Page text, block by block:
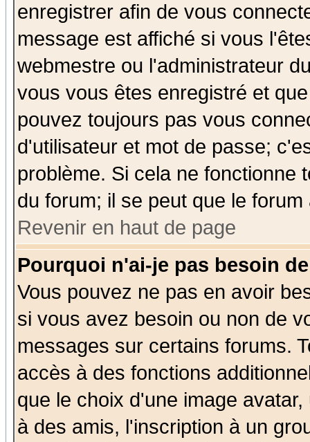
enregistrer afin de vous
message est affiché si vous
webmestre ou l'administrateur
vous vous êtes enregistré et
pouvez toujours pas vous
d'utilisateur et mot de passe;
problème. Si cela ne fonctionne
du forum; il se peut que le
Revenir en haut de page
Pourquoi n'ai-je pas besoin
Vous pouvez ne pas en avoir
si vous avez besoin ou non de
messages sur certains forums.
accès à des fonctions
que le choix d'une image
à des amis, l'inscription à un